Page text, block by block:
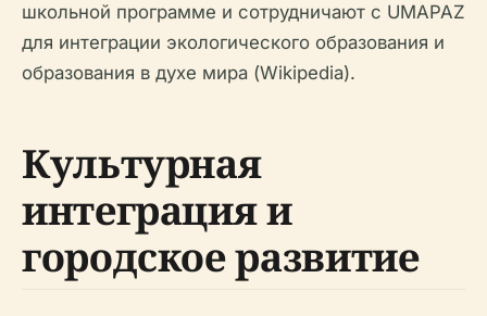
школьной программе и сотрудничают с UMAPAZ
для интеграции экологического образования и
образования в духе мира (Wikipedia).
Культурная
интеграция и
городское развитие